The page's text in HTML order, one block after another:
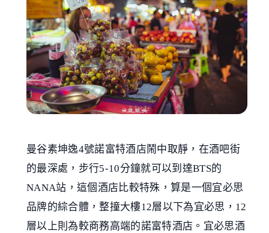
曼谷素坤逸4號諾富特酒店鬧中取靜，在酒吧街
的最深處，步行5-10分鐘就可以到達BTS的
NANA站，這個酒店比較特殊，算是一個宜必思
品牌的綜合體，整撞大樓12層以下為宜必思，12
層以上則為較商務高端的諾富特酒店。宜必思酒